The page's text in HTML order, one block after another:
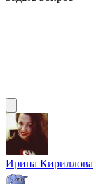
Ирина Кириллова